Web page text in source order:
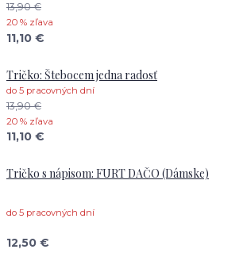
13,90 €
20 % zľava
11,10 €
Tričko: Štebocem jedna radosť
do 5 pracovných dní
13,90 €
20 % zľava
11,10 €
Tričko s nápisom: FURT DAČO (Dámske)
do 5 pracovných dní
12,50 €